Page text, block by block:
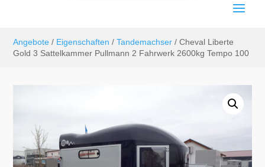
Angebote / Eigenschaften /Tandemachser / Cheval Liberte
Gold 3 Sattelkammer Pullmann 2 Fahrwerk 2600kg Tempo 100